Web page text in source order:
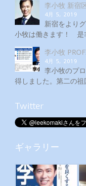
李小牧 新宿
4月 5, 2019
新宿をより
小牧は働きます！ 是
李小牧
4月 5, 2019
李小牧のプ
得しました。第二の
Twitter
ギャラリー